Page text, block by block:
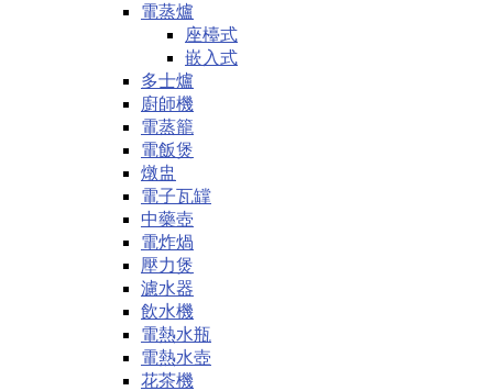
電蒸爐
座檯式
嵌入式
多士爐
廚師機
電蒸籠
電飯煲
燉盅
電子瓦罉
中藥壺
電炸煱
壓力煲
濾水器
飲水機
電熱水瓶
電熱水壺
花茶機